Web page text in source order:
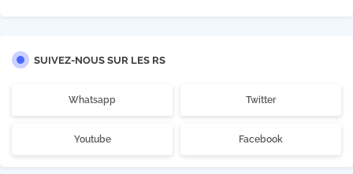
SUIVEZ-NOUS SUR LES RS
Whatsapp Twitter
Youtube Facebook